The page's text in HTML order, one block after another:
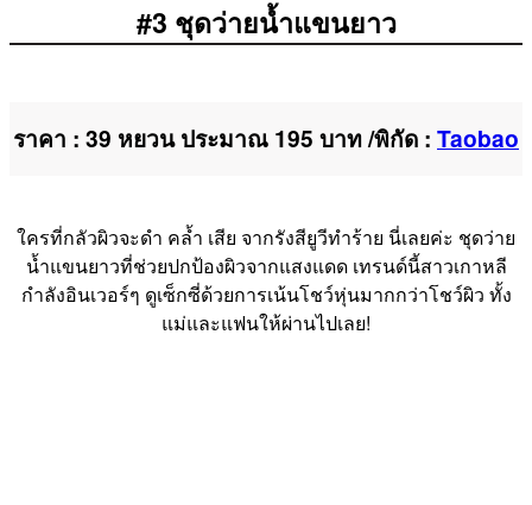
#3 ชุดว่ายน้ำแขนยาว
ราคา : 39 หยวน ประมาณ 195 บาท /พิกัด : Taobao
ใครที่กลัวผิวจะดำ คล้ำ เสีย จากรังสียูวีทำร้าย นี่เลยค่ะ ชุดว่าย
น้ำแขนยาวที่ช่วยปกป้องผิวจากแสงแดด เทรนด์นี้สาวเกาหลี
กำลังอินเวอร์ๆ ดูเซ็กซี่ด้วยการเน้นโชว์หุ่นมากกว่าโชว์ผิว ทั้ง
แม่และแฟนให้ผ่านไปเลย!